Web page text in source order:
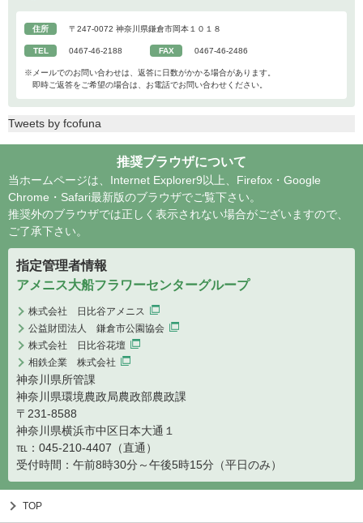
住所 〒247-0072 神奈川県鎌倉市岡本１０１８
TEL 0467-46-2188 FAX 0467-46-2486
※メールでのお問い合わせは、返答に日数がかかる場合があります。
即時ご返答をご希望の場合は、お電話でお問い合わせください。
Tweets by fcofuna
推奨ブラウザについて
当ホームページは、Internet Explorer9以上、Firefox・Google
Chrome・Safari最新版のブラウザでご覧下さい。
推奨外のブラウザでは正しく表示されない場合がございますので、
ご了承下さい。
指定管理者情報
アメニス大船フラワーセンターグループ
株式会社 日比谷アメニス
公益財団法人 鎌倉市公園協会
株式会社 日比谷花壇
相鉄企業 株式会社
神奈川県所管課
神奈川県環境農政局農政部農政課
〒231-8588
神奈川県横浜市中区日本大通１
℡：045-210-4407（直通）
受付時間：午前8時30分～午後5時15分（平日のみ）
TOP